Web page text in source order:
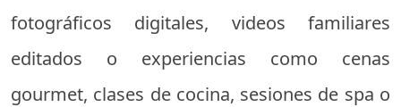
fotográficos digitales, videos familiares
editados o experiencias como cenas
gourmet, clases de cocina, sesiones de spa o